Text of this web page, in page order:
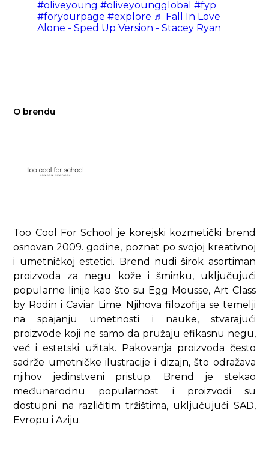
#oliveyoung #oliveyoungglobal #fyp
#foryourpage #explore ♬ Fall In Love
Alone - Sped Up Version - Stacey Ryan
O brendu
Too Cool For School je korejski kozmetički brend
osnovan 2009. godine, poznat po svojoj kreativnoj
i umetničkoj estetici. Brend nudi širok asortiman
proizvoda za negu kože i šminku, uključujući
popularne linije kao što su Egg Mousse, Art Class
by Rodin i Caviar Lime. Njihova filozofija se temelji
na spajanju umetnosti i nauke, stvarajući
proizvode koji ne samo da pružaju efikasnu negu,
već i estetski užitak. Pakovanja proizvoda često
sadrže umetničke ilustracije i dizajn, što odražava
njihov jedinstveni pristup. Brend je stekao
međunarodnu popularnost i proizvodi su
dostupni na različitim tržištima, uključujući SAD,
Evropu i Aziju.